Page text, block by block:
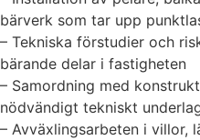
bärverk som tar upp
– Tekniska förstudier och
bärande delar i fastigheten
– Samordning med
nödvändigt tekniskt
– Avväxlingsarbeten i villor,